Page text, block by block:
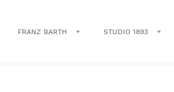
FRANZ BARTH STUDIO 1893